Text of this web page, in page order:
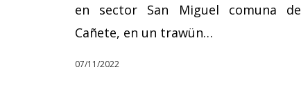
en sector San Miguel comuna de
Cañete, en un trawün…
07/11/2022